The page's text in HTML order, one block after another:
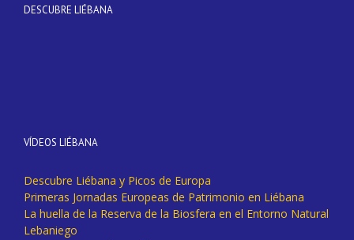
DESCUBRE LIÉBANA
VÍDEOS LIÉBANA
Descubre Liébana y Picos de Europa
Primeras Jornadas Europeas de Patrimonio en Liébana
La huella de la Reserva de la Biosfera en el Entorno Natural
Lebaniego